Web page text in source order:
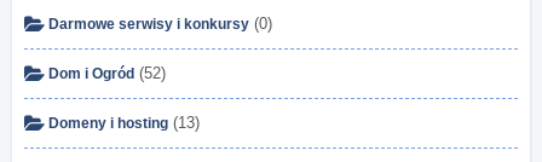
Darmowe serwisy i konkursy (0)
Dom i Ogród (52)
Domeny i hosting (13)